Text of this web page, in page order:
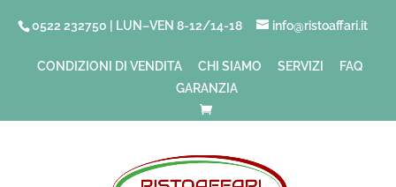
0522 232750 | LUN–VEN 8-12/14-18 info@ristoaffari.it
CONDIZIONI DI VENDITA CHI SIAMO SERVIZI
FAQ
GARANZIA